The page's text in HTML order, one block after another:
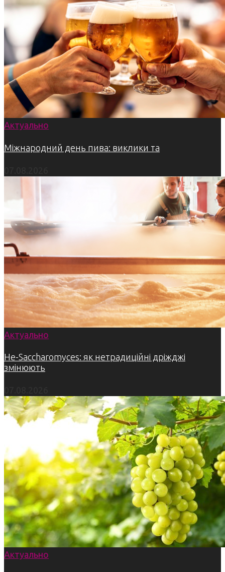
Актуально
Міжнародний день пива: виклики та
Актуально
Не-Saccharomyces: як нетрадиційні дріжджі
змінюють
Актуально